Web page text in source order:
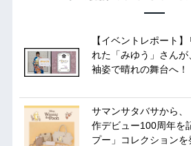
【イベントレポート
れた「みゆう」さん
袖姿で晴れの舞台へ！
サマンサタバサから
作デビュー100周年を
プー」コレクションを